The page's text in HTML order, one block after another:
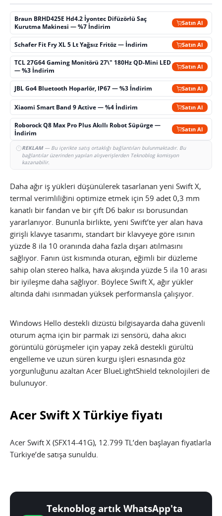
Braun BRHD425E Hd4.2 İyontec Difüzörlü Saç
Kurutma Makinesi — %7 İndirim
Satın Al
Schafer Fit Fry XL 5 Lt Yağsız Fritöz — İndirim Satın Al
TCL 27G64 Gaming Monitörü 27\" 180Hz QD-Mini LED
— %3 İndirim
Satın Al
JBL Go4 Bluetooth Hoparlör, IP67 — %3 İndirim Satın Al
Xiaomi Smart Band 9 Active — %4 İndirim Satın Al
Roborock Q8 Max Pro Plus Akıllı Robot Süpürge —
İndirim
Satın Al
REKLAM— Bu içerikte satış ortaklığı bağlantıları bulunmaktadır. Bu
bağlantılar üzerinden yapılan alışverişlerden Teknoblog komisyon
kazanabilir.
Daha ağır iş yükleri düşünülerek tasarlanan yeni Swift X,
termal verimliliğini optimize etmek için 59 adet 0,3 mm
kanatlı bir fandan ve bir çift D6 bakır ısı borusundan
yararlanıyor. Bununla birlikte, yeni Swift’te yer alan hava
girişli klavye tasarımı, standart bir klavyeye göre ısının
yüzde 8 ila 10 oranında daha fazla dışarı atılmasını
sağlıyor. Fanın üst kısmında oturan, eğimli bir düzleme
sahip olan stereo halka, hava akışında yüzde 5 ila 10 arası
bir iyileşme daha sağlıyor. Böylece Swift X, ağır yükler
altında dahi ısınmadan yüksek performansla çalışıyor.
Windows Hello destekli dizüstü bilgisayarda daha güvenli
oturum açma için bir parmak izi sensörü, daha akıcı
görüntülü görüşmeler için yapay zekâ destekli gürültü
engelleme ve uzun süren kurgu işleri esnasında göz
yorgunluğunu azaltan Acer BlueLightShield teknolojileri de
bulunuyor.
Acer Swift X Türkiye fiyatı
Acer Swift X (SFX14-41G), 12.799 TL’den başlayan fiyatlarla
Türkiye’de satışa sunuldu.
Teknoblog artık WhatsApp'ta